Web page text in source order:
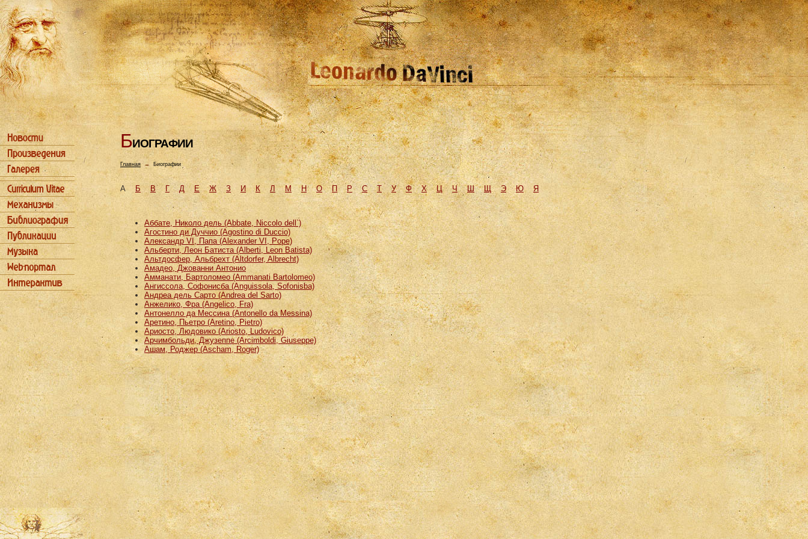
БИОГРАФИИ
Главная→ Биографии
АБ В Г Д Е Ж З И К Л М H О П Р С Т У Ф Х Ц Ч Ш Щ Э Ю Я
Аббате, Николо дель (Abbate, Niccolo dell`)
Агостино ди Дуччио (Agostino di Duccio)
Александр VI, Папа (Alexander VI, Pope)
Альберти, Леон Батиста (Alberti, Leon Batista)
Альтдосфер, Альбрехт (Altdorfer, Albrecht)
Амадео, Джованни Антонио
Амманати, Бартоломео (Ammanati Bartolomeo)
Ангиссола, Софонисба (Anguissola, Sofonisba)
Андреа дель Сарто (Andrea del Sarto)
Анжелико, Фра (Angelico, Fra)
Антонелло да Мессина (Antonello da Messina)
Аретино, Пьетро (Aretino, Pietro)
Ариосто, Людовико (Ariosto, Ludovico)
Арчимбольди, Джузеппе (Arcimboldi, Giuseppe)
Ашам, Роджер (Ascham, Roger)